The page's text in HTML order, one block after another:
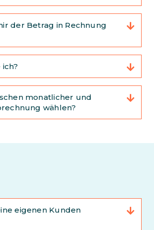
der Betrag in Rechnung
monatlicher und
wählen?
eigenen Kunden